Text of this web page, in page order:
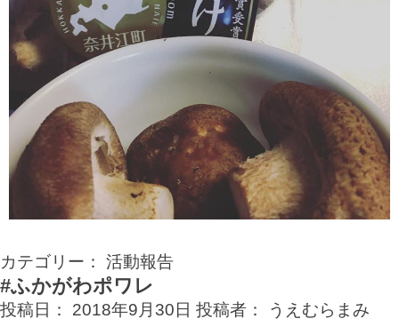
カテゴリー： 活動報告
#ふかがわポワレ
投稿日： 2018年9月30日 投稿者： うえむらまみ